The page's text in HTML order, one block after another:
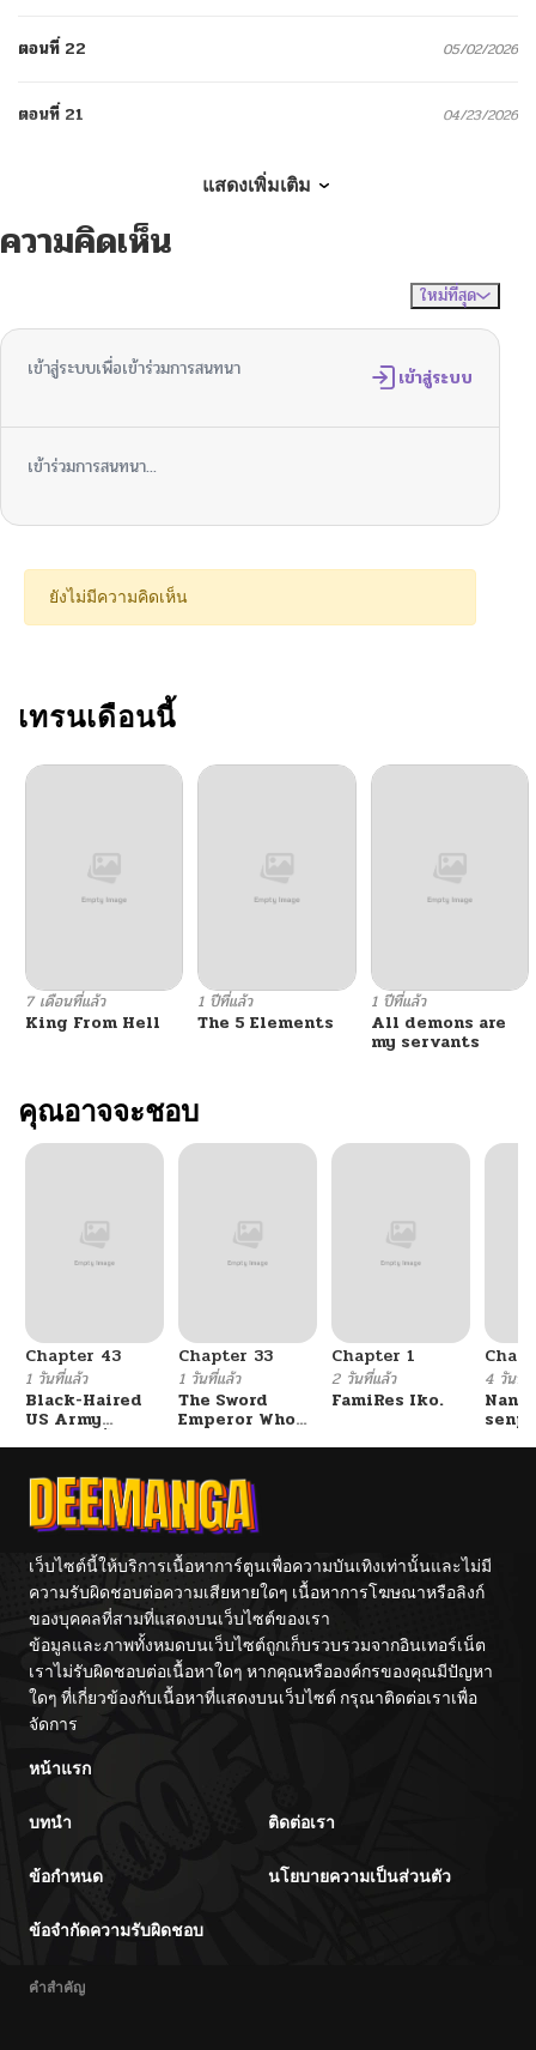
ตอนที่ 22 05/02/2026
ตอนที่ 21 04/23/2026
ตอนที่ 19
04/17/2026
ตอนที่ 17 04/17/2026
04/17/2026
ตอนที่ 14 04/17/2026
ตอนที่ 12
ตอนที่ 11
04/03/2026
ตอนที่ 8
ตอนที่ 7 04/03/2026
ตอนที่ 6
ตอนที่ 2 04/03/2026
ตอนที่ 1 04/03/2026
แสดงเพิ่มเติม
ความคิดเห็น
ใหม่ที่สุด
เข้าสู่ระบบเพื่อเข้าร่วมการสนทนา เข้าสู่ระบบ
เข้าร่วมการสนทนา...
ยังไม่มีความคิดเห็น
เทรนเดือนนี้
7 เดือนที่แล้ว
King From Hell
1 ปีที่แล้ว
The 5 Elements
1 ปีที่แล้ว
All demons are
my servants
คุณอาจจะชอบ
Chapter 43
1 วันที่แล้ว
Black-Haired
US Army
General ย้อนเวลา
Chapter 33
1 วันที่แล้ว
The Sword
Emperor Who
จักรพรรดิเทพดาบ
ผงาดเหนือชาติภพ
Chapter 1
2 วันที่แล้ว
FamiRes Iko.
4 วันที่
เว็บไซต์นี้ให้บริการเนื้อหาการ์ตูนเพื่อความบันเทิงเท่านั้นและไม่มี
ความรับผิดชอบต่อความเสียหายใดๆ เนื้อหาการโฆษณาหรือลิงก์
ของบุคคลที่สามที่แสดงบนเว็บไซต์ของเรา
ข้อมูลและภาพทั้งหมดบนเว็บไซต์ถูกเก็บรวบรวมจากอินเทอร์เน็ต
เราไม่รับผิดชอบต่อเนื้อหาใดๆ หากคุณหรือองค์กรของคุณมีปัญหา
ใดๆ ที่เกี่ยวข้องกับเนื้อหาที่แสดงบนเว็บไซต์ กรุณาติดต่อเราเพื่อ
จัดการ
หน้าแรก
บทนำ ติดต่อเรา
ข้อกำหนด นโยบายความเป็นส่วนตัว
ข้อจำกัดความรับผิดชอบ
คำสำคัญ